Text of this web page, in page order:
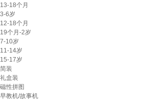
13-18个月
3-6岁
12-18个月
19个月-2岁
7-10岁
11-14岁
15-17岁
简装
礼盒装
磁性拼图
早教机/故事机